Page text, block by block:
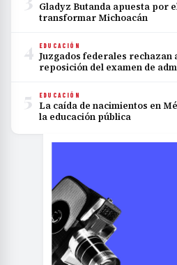
Gladyz Butanda apuesta por
transformar Michoacán
4 EDUCACIÓN
Juzgados federales rechazan
reposición del examen de
5 EDUCACIÓN
La caída de nacimientos en
la educación pública